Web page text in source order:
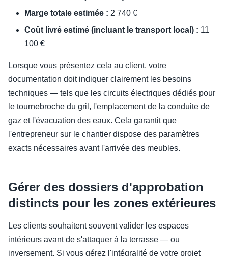
Marge totale estimée : 2 740 €
Coût livré estimé (incluant le transport local) : 11
100 €
Lorsque vous présentez cela au client, votre
documentation doit indiquer clairement les besoins
techniques — tels que les circuits électriques dédiés pour
le tournebroche du gril, l'emplacement de la conduite de
gaz et l'évacuation des eaux. Cela garantit que
l'entrepreneur sur le chantier dispose des paramètres
exacts nécessaires avant l'arrivée des meubles.
Gérer des dossiers d'approbation
distincts pour les zones extérieures
Les clients souhaitent souvent valider les espaces
intérieurs avant de s'attaquer à la terrasse — ou
inversement. Si vous gérez l'intégralité de votre projet